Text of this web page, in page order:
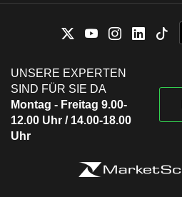
UNSERE EXPERTEN
SIND FÜR SIE DA
Montag - Freitag 9.00-
12.00 Uhr / 14.00-18.00
Uhr